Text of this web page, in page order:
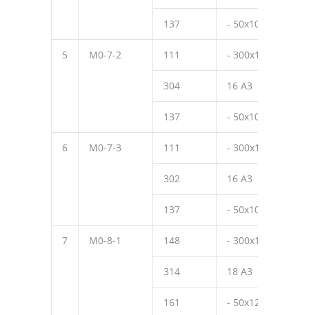
137 - 50х10
5 М0-7-2 111 - 300х10
304 16 А3
137 - 50х10
6 М0-7-3 111 - 300х10
302 16 А3
137 - 50х10
7 М0-8-1 148 - 300х12
314 18 А3
161 - 50х12